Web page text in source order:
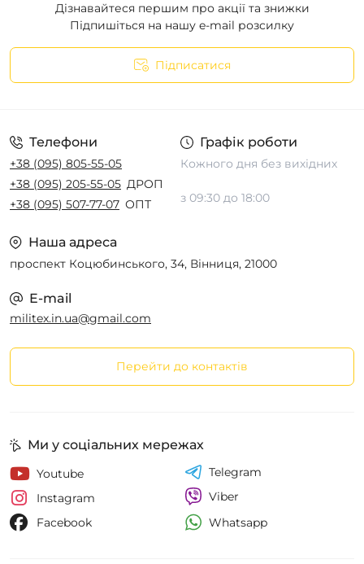
Дізнавайтеся першим про акції та знижки
Підпишіться на нашу e-mail розсилку
Підписатися
Телефони
+38 (095) 805-55-05
+38 (095) 205-55-05 ДРОП
+38 (095) 507-77-07 ОПТ
Графік роботи
Кожного дня без вихідних
з 09:30 до 18:00
Наша адреса
проспект Коцюбинського, 34, Вінниця, 21000
E-mail
militex.in.ua@gmail.com
Перейти до контактів
Ми у соціальних мережах
Youtube
Instagram
Facebook
Telegram
Viber
Whatsapp